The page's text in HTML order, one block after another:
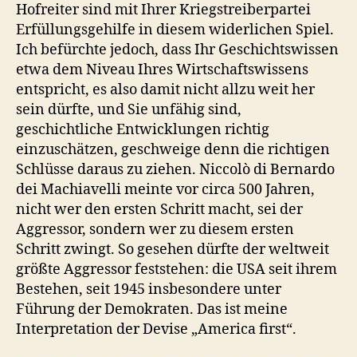
Hofreiter sind mit Ihrer Kriegstreiberpartei
Erfüllungsgehilfe in diesem widerlichen Spiel.
Ich befürchte jedoch, dass Ihr Geschichtswissen
etwa dem Niveau Ihres Wirtschaftswissens
entspricht, es also damit nicht allzu weit her
sein dürfte, und Sie unfähig sind,
geschichtliche Entwicklungen richtig
einzuschätzen, geschweige denn die richtigen
Schlüsse daraus zu ziehen. Niccolò di Bernardo
dei Machiavelli meinte vor circa 500 Jahren,
nicht wer den ersten Schritt macht, sei der
Aggressor, sondern wer zu diesem ersten
Schritt zwingt. So gesehen dürfte der weltweit
größte Aggressor feststehen: die USA seit ihrem
Bestehen, seit 1945 insbesondere unter
Führung der Demokraten. Das ist meine
Interpretation der Devise „America first“.